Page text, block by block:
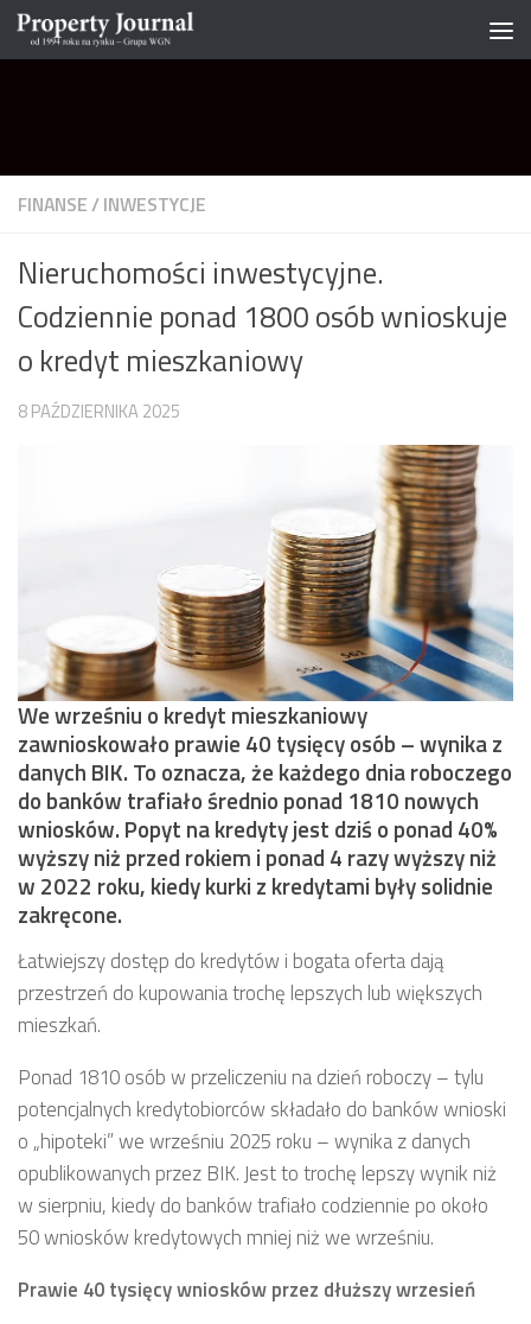
Skip to content
FINANSE/INWESTYCJE
Nieruchomości inwestycyjne.
Codziennie ponad 1800 osób wnioskuje
o kredyt mieszkaniowy
8 PAŹDZIERNIKA 2025
We wrześniu o kredyt mieszkaniowy
zawnioskowało prawie 40 tysięcy osób – wynika z
danych BIK. To oznacza, że każdego dnia roboczego
do banków trafiało średnio ponad 1810 nowych
wniosków. Popyt na kredyty jest dziś o ponad 40%
wyższy niż przed rokiem i ponad 4 razy wyższy niż
w 2022 roku, kiedy kurki z kredytami były solidnie
zakręcone.
Łatwiejszy dostęp do kredytów i bogata oferta dają
przestrzeń do kupowania trochę lepszych lub większych
mieszkań.
Ponad 1810 osób w przeliczeniu na dzień roboczy – tylu
potencjalnych kredytobiorców składało do banków wnioski
o „hipoteki” we wrześniu 2025 roku – wynika z danych
opublikowanych przez BIK. Jest to trochę lepszy wynik niż
w sierpniu, kiedy do banków trafiało codziennie po około
50 wniosków kredytowych mniej niż we wrześniu.
Prawie 40 tysięcy wniosków przez dłuższy wrzesień